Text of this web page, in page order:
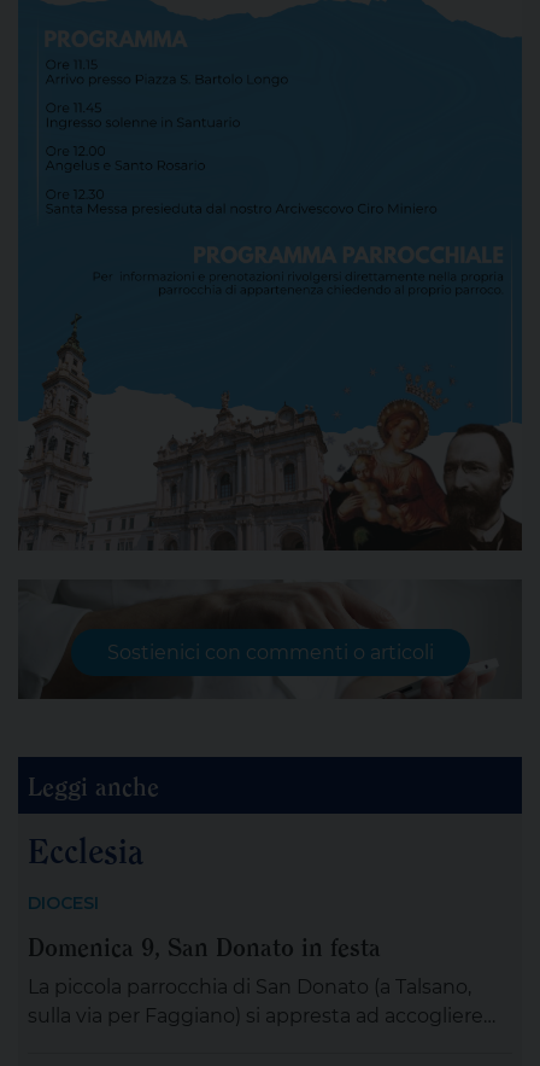
Sostienici con commenti o articoli
Leggi anche
Ecclesia
DIOCESI
Domenica 9, San Donato in festa
La piccola parrocchia di San Donato (a Talsano,
sulla via per Faggiano) si appresta ad accogliere